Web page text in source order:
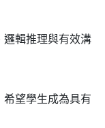
邏輯推理與有效溝
希望學生成為具有